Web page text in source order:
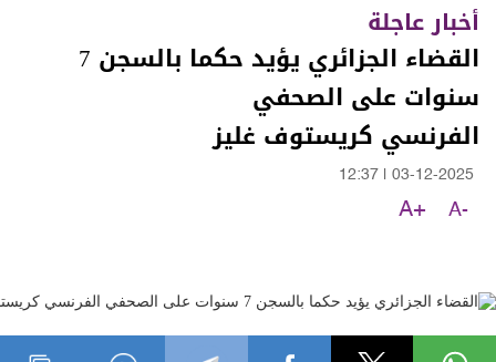
أخبار عاجلة
القضاء الجزائري يؤيد حكما بالسجن 7
سنوات على الصحفي
الفرنسي كريستوف غليز
03-12-2025
12:37
A-
A+